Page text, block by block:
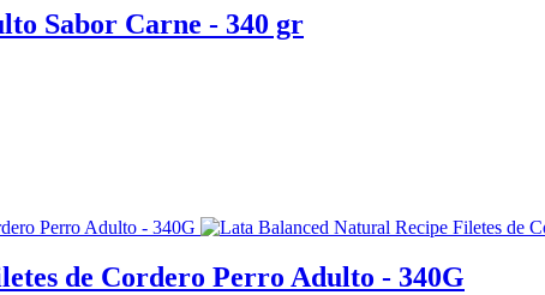
Sabor Carne - 340 gr
de Cordero Perro Adulto - 340G